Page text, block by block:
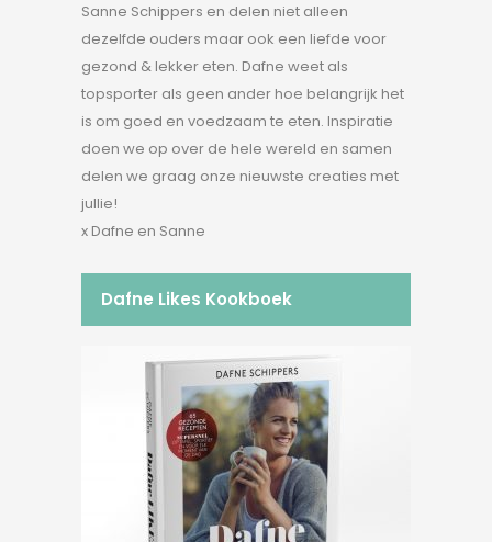
Sanne Schippers en delen niet alleen
dezelfde ouders maar ook een liefde voor
gezond & lekker eten. Dafne weet als
topsporter als geen ander hoe belangrijk het
is om goed en voedzaam te eten. Inspiratie
doen we op over de hele wereld en samen
delen we graag onze nieuwste creaties met
jullie!
x Dafne en Sanne
Dafne Likes Kookboek